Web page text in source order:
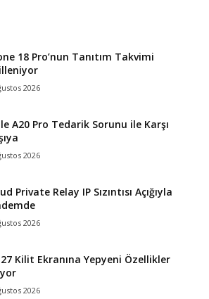
18 Pro’nun Tanıtım Takvimi
2026
A20 Pro Tedarik Sorunu ile Karşı
2026
Private Relay IP Sızıntısı Açığıyla
2026
27 Kilit Ekranına Yepyeni Özellikler
2026